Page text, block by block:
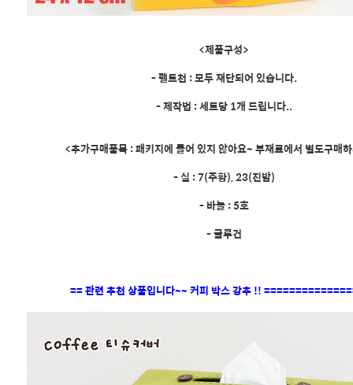
<제품구성>
- 펠트천 : 모두 재단되어 있습니다.
- 제작법 : 세트당 1개 드립니다..
<추가구매품목 : 패키지에 들어 있지 않아요~ 부재료에서 별도구매
- 실 : 7(주황), 23(진밤)
- 바늘 : 5호
- 글루건
== 관련 추천 상품입니다~~ 커피 박스 강추 !!